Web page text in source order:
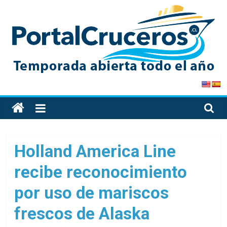
content
PortalCruceros
Toda
la
de
cruceros
en
un
solo
sitio
Holland America Line
recibe reconocimiento
por uso de mariscos
frescos de Alaska